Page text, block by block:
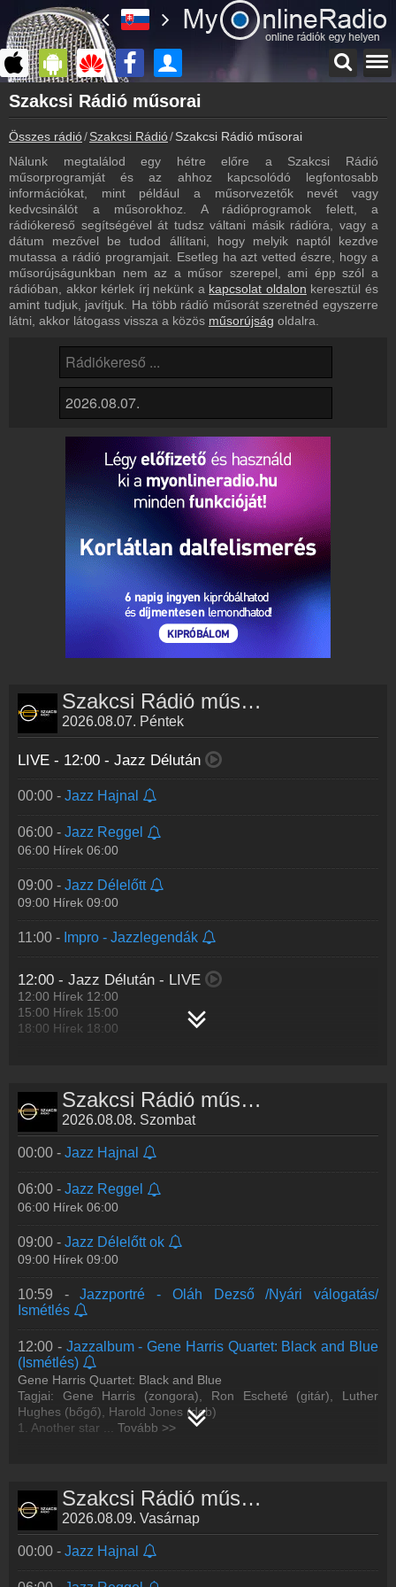
Főoldal
myonlineradio.hu
Szakcsi Rádió
Vissza a Szakcsi Rádió oldalára
Bejelentkezés
Hozz létre saját fiókot!
Most szól
Tudd meg mi szólt eddig
Archívum
Szakcsi Rádió korábbi adásai
Hírek
Kapcsolat
Írj nekünk!
Partnerek
Rádió beágyazás
Ágyazd be weboldaladba
Online rádió készítés
Készítés lépésről lépésre
Szakcsi Rádió műsorai
Összes rádió Szakcsi Rádió Szakcsi Rádió műsorai
Nálunk megtalálod egy hétre előre a Szakcsi Rádió
műsorprogramját és az ahhoz kapcsolódó legfontosabb
információkat, mint például a műsorvezetők nevét vagy
kedvcsinálót a műsorokhoz. A rádióprogramok felett, a
rádiókereső segítségével át tudsz váltani másik rádióra, vagy a
dátum mezővel be tudod állítani, hogy melyik naptól kezdve
mutassa a rádió programjait. Esetleg ha azt vetted észre, hogy a
műsorújságunkban nem az a műsor szerepel, ami épp szól a
rádióban, akkor kérlek írj nekünk a kapcsolat oldalon keresztül és
amint tudjuk, javítjuk. Ha több rádió műsorát szeretnéd egyszerre
látni, akkor látogass vissza a közös műsorújság oldalra.
Szakcsi Rádió műsorai
2026.08.07. Péntek
LIVE - 12:00 - Jazz Délután
00:00 - Jazz Hajnal
06:00 - Jazz Reggel
06:00 Hírek 06:00
09:00 - Jazz Délelőtt
09:00 Hírek 09:00
11:00 - Impro - Jazzlegendák
12:00 - Jazz Délután - LIVE
12:00 Hírek 12:00
15:00 Hírek 15:00
18:00 Hírek 18:00
20:00 -Jazzkoncertek I. A Kőszegi Rhythm and Brass és
a Kőszegi-László-Lattmann Trió koncertje
I. A Kőszegi Rhythm and Brass koncertje
Tagjai: Kőszegi Imre (dob), Bacsó Kristóf, Molnár Sándor
(szaxofon), Orbán György (bőgő)
(Opus Jazz Club
Tovább >>
21:30 -Jazzkoncertek II. A Sárik Péter Trió koncertje
A Sárik Péter Trió koncertje
Tagjai: Sárik Péter (zongora), Fonay Tibor (bőgő), Gálfi Attila
(dob)
1. A... Tovább >>
Szakcsi Rádió műsorai
2026.08.08. Szombat
00:00 - Jazz Hajnal
06:00 - Jazz Reggel
06:00 Hírek 06:00
09:00 - Jazz Délelőtt ok
09:00 Hírek 09:00
10:59 -Jazzportré - Oláh Dezső /Nyári válogatás/
Ismétlés
12:00 - Jazzalbum - Gene Harris Quartet: Black and Blue
(Ismétlés)
Gene Harris Quartet: Black and Blue
Tagjai: Gene Harris (zongora), Ron Escheté (gitár), Luther
Hughes (bőgő), Harold Jones (dob)
1. Another star ... Tovább >>
18:00 Hírek 18:00
19:00 -Jazz - Akusztik: Poetas
majd Oláh Dezső: Around My Solar
Szakcsi Rádió műsorai
2026.08.09. Vasárnap
00:00 - Jazz Hajnal